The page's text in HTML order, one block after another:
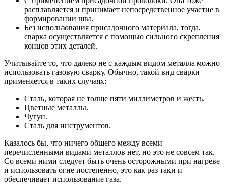
расплавляется и принимает непосредственное участие в
формировании шва.
Без использования присадочного материала, тогда,
сварка осуществляется с помощью сильного скрепления
концов этих деталей.
Учитывайте то, что далеко не с каждым видом металла можно
использовать газовую сварку. Обычно, такой вид сварки
применяется в таких случаях:
Сталь, которая не толще пяти миллиметров и жесть.
Цветные металлы.
Чугун.
Сталь для инструментов.
Казалось бы, что ничего общего между всеми
перечисленными видами металлов нет, но это не совсем так.
Со всеми ними следует быть очень осторожными при нагреве
и использовать огне постепенно, это как раз таки и
обеспечивает использование газа.